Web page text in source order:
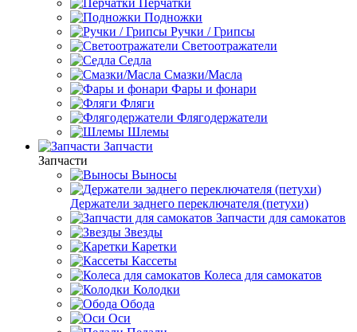
Перчатки
Подножки
Ручки / Грипсы
Светоотражатели
Седла
Смазки/Масла
Фары и фонари
Фляги
Флягодержатели
Шлемы
Запчасти
Запчасти
Выносы
Держатели заднего переключателя (петухи)
Запчасти для самокатов
Звезды
Каретки
Кассеты
Колеса для самокатов
Колодки
Обода
Оси